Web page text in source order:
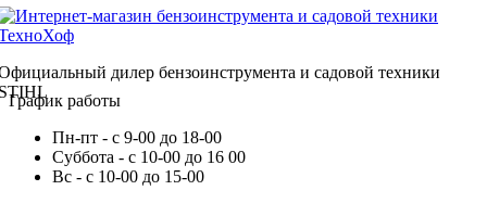
дилер бензоинструмента и садовой техники
График работы
Пн-пт - с 9-00 до 18-00
Суббота - с 10-00 до 16 00
Вс - с 10-00 до 15-00